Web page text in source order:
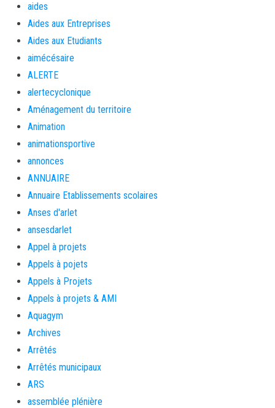
aides
Aides aux Entreprises
Aides aux Etudiants
aimécésaire
ALERTE
alertecyclonique
Aménagement du territoire
Animation
animationsportive
annonces
ANNUAIRE
Annuaire Etablissements scolaires
Anses d'arlet
ansesdarlet
Appel à projets
Appels à pojets
Appels à Projets
Appels à projets & AMI
Aquagym
Archives
Arrêtés
Arrêtés municipaux
ARS
assemblée plénière